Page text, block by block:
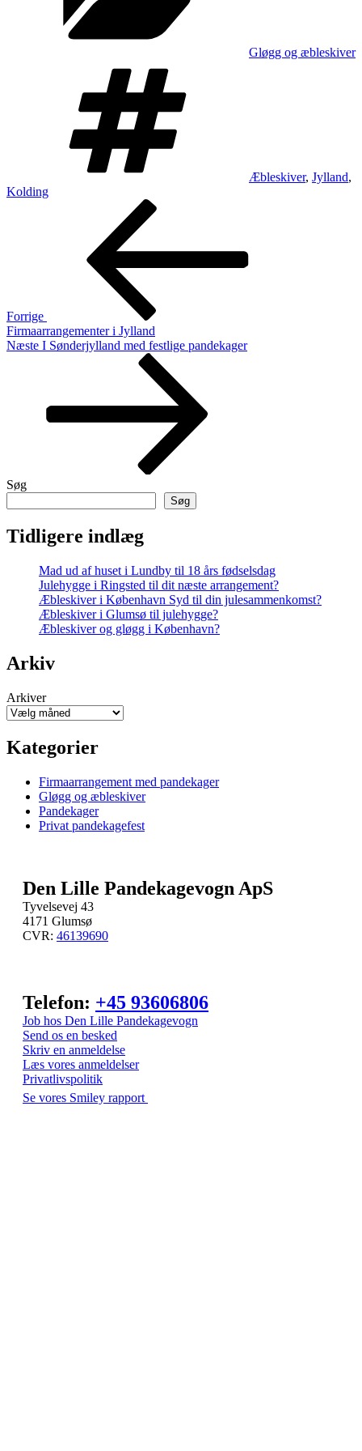
Gløgg og æbleskiver
Æbleskiver, Jylland,
Kolding
Indlægsnavigation
Forrige
Firmaarrangementer i Jylland
Næste
Næste I Sønderjylland med festlige pandekager
Søg
Søg
Tidligere indlæg
Mad ud af huset i Lundby til 18 års fødselsdag
Julehygge i Ringsted til dit næste arrangement?
Æbleskiver i København Syd til din julesammenkomst?
Æbleskiver i Glumsø til julehygge?
Æbleskiver og gløgg i København?
Arkiv
Arkiver
Kategorier
Firmaarrangement med pandekager
Gløgg og æbleskiver
Pandekager
Privat pandekagefest
Den Lille Pandekagevogn ApS
Tyvelsevej 43
4171 Glumsø
CVR: 46139690
Telefon: +45 93606806
Job hos Den Lille Pandekagevogn
Send os en besked
Skriv en anmeldelse
Læs vores anmeldelser
Privatlivspolitik
Se vores Smiley rapport